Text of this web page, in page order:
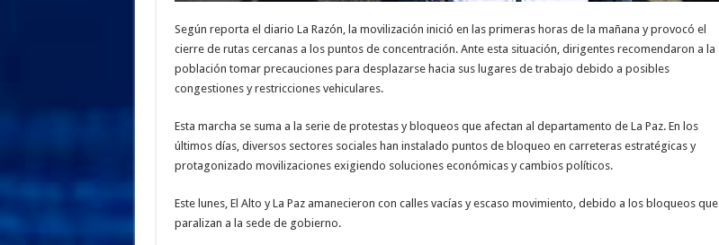
Según reporta el diario La Razón, la movilización inició en las primeras horas de la mañana y provocó el
cierre de rutas cercanas a los puntos de concentración. Ante esta situación, dirigentes recomendaron a la
población tomar precauciones para desplazarse hacia sus lugares de trabajo debido a posibles
congestiones y restricciones vehiculares.
Esta marcha se suma a la serie de protestas y bloqueos que afectan al departamento de La Paz. En los
últimos días, diversos sectores sociales han instalado puntos de bloqueo en carreteras estratégicas y
protagonizado movilizaciones exigiendo soluciones económicas y cambios políticos.
Este lunes, El Alto y La Paz amanecieron con calles vacías y escaso movimiento, debido a los bloqueos que
paralizan a la sede de gobierno.